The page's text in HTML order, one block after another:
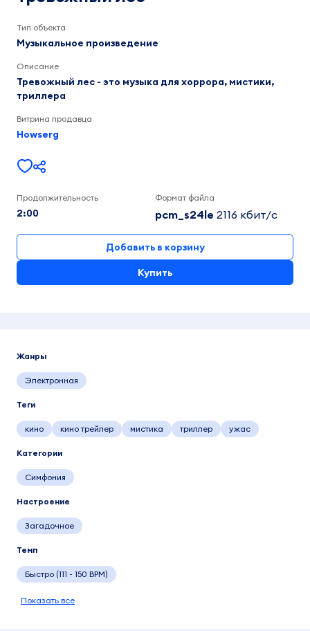
Тревожный
лес
2:00
Тип объекта
Музыкальное произведение
Описание
Тревожный лес - это музыка для хоррора, мистики,
триллера
Витрина продавца
Howserg
Продолжительность
2:00
Формат файла
pcm_s24le 2116 кбит/c
Добавить в корзину
Купить
Жанры
Электронная
Теги
кино кино трейлер мистика триллер ужас
Категории
Симфония
Настроение
Загадочное
Темп
Быстро (111 - 150 BPM)
Показать все